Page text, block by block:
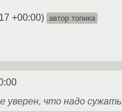
+00:00) автор топика
уверен, что надо